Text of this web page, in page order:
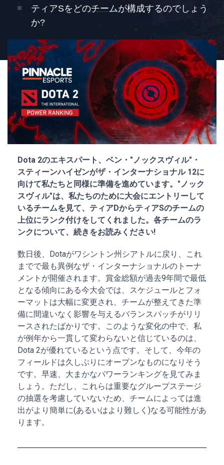
ティアSをどのチームが構成するのでしょう
か?
Dota 2のエキスパート、ベン・"ノックスヴィル"・
スティーンハイゼンがザ・インターナショナル 12に
向けて私たちと同様に準備を進めています。"ノック
スヴィル"は、私たちのために大会にエントリーして
いるチームを見て、ティアDからティアSのチームの
上位にランク付けをしてくれました。各チームのラ
ンクについて、続きをお読みください!
数日後、Dotaがワシントン州シアトルに戻り、これ
までで最も異例なザ・インターナショナルのトーナ
メントが開催されます。賞金総額が過去9年間で最低
となる傾向にある今大会では、スケジュールとフォ
ーマットは大幅に変更され、チームが整えてきた準
備に間違いなく影響を与えるバランスパッチがリリ
ースされたばかりです。このような変化の中で、私
が例年から一貫して変わらないと信じているのは、
Dota 2が優れているという点です。そして、今年の
フィールドは久しぶりにオープンなものになりそう
です。早速、大まかなパワーランキングを見てみま
しょう。ただし、これらは重要なグループステージ
の抽選を考慮していないため、チームによっては進
出がより簡単に(あるいはより難しく)なる可能性があ
ります。